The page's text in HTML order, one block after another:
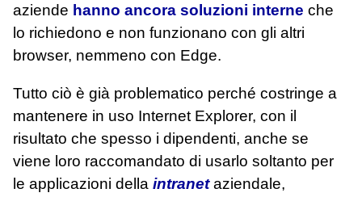
aziende hanno ancora soluzioni interne che
lo richiedono e non funzionano con gli altri
browser, nemmeno con Edge.
Tutto ciò è già problematico perché costringe a
mantenere in uso Internet Explorer, con il
risultato che spesso i dipendenti, anche se
viene loro raccomandato di usarlo soltanto per
le applicazioni della intranetaziendale,